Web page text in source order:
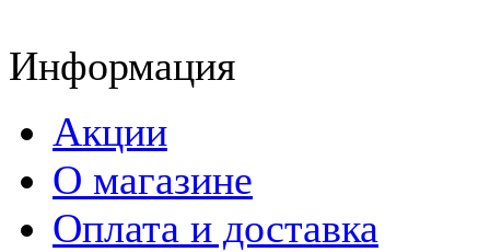
Информация
Акции
О магазине
Оплата и доставка